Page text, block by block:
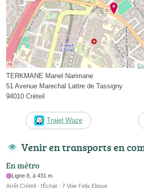
TERKMANE Manel Narimane
51 Avenue Marechal Lattre de Tassigny
94010 Créteil
Trajet Waze
Venir en transports en
En métro
Ligne 8, à 431 m
Arrêt Créteil - l'Échat - 7 Voie Felix Eboue